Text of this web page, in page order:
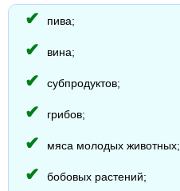
пива;
вина;
субпродуктов;
грибов;
мяса молодых животных;
бобовых растений;